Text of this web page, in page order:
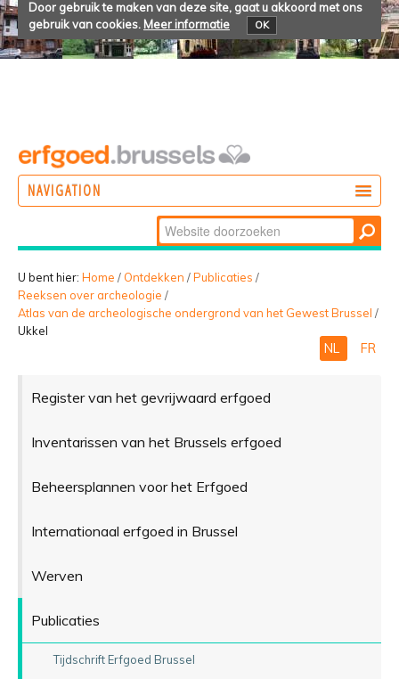
Door gebruik te maken van deze site, gaat u akkoord met ons
gebruik van cookies. Meer informatie OK
NAVIGATION
BELEVEN
Zoek
Geavanceerd
zoeken...
U bent hier: Home / Ontdekken /Publicaties /
Reeksen over archeologie /
Atlas van de archeologische ondergrond van het Gewest Brussel /
Ukkel
NL FR
Register van het gevrijwaard erfgoed
Inventarissen van het Brussels erfgoed
Beheersplannen voor het Erfgoed
Internationaal erfgoed in Brussel
Werven
Publicaties
Tijdschrift Erfgoed Brussel